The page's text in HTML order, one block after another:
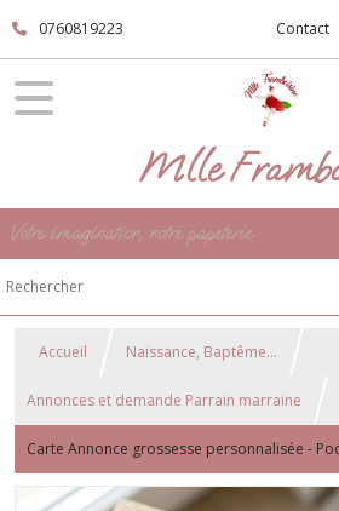
0760819223 Contact
Mlle
Votre imagination, notre papeterie
Accueil Naissance, Baptême...
Annonces et demande Parrain marraine
Carte Annonce grossesse personnalisée -
échographie